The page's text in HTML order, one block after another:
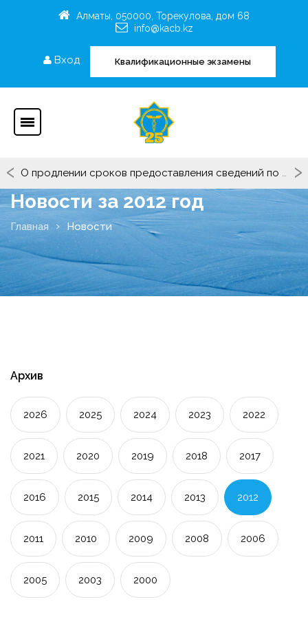
Алматы, 050000, Торекулова, дом 68
info@kacb.kz
Вход Квалификационные экзамены
О продлении сроков предоставления сведений по Критериям Рейтинга ОЮЛ "СРО"КАТБ(П)"
‹ ›
Новости за 2012 год
Главная Новости
Архив
2026 2025 2024 2023 2022
2021 2020 2019 2018 2017
2016 2015 2014 2013 2012
2011 2010 2009 2008 2006
2005 2003 2000